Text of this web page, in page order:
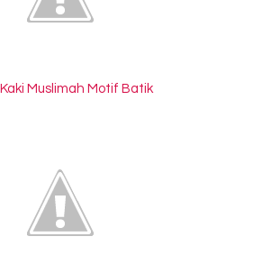
Kaki Muslimah Motif Batik